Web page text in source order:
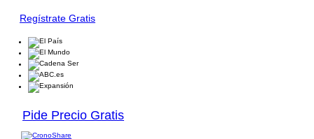
Regístrate Gratis
Pide Precio Gratis